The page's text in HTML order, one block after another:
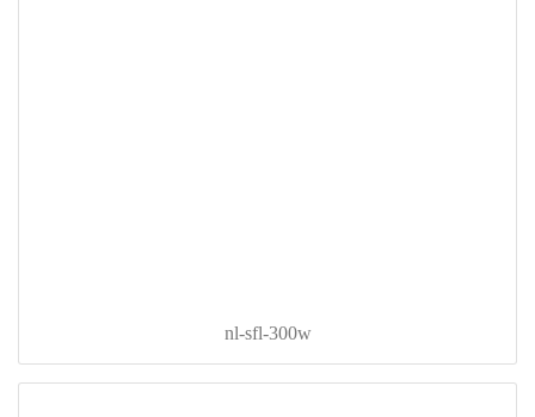
nl-sfl-300w